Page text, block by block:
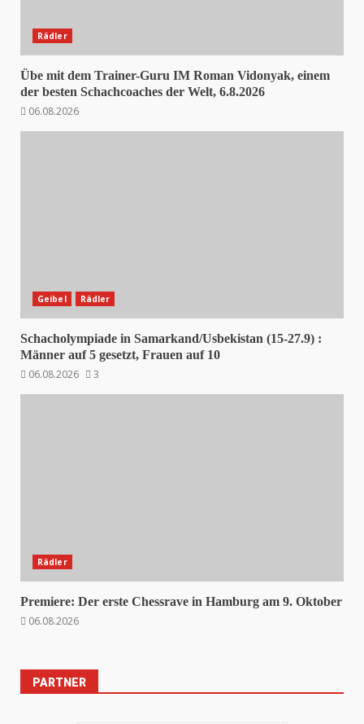
Rädler
Übe mit dem Trainer-Guru IM Roman Vidonyak, einem
der besten Schachcoaches der Welt, 6.8.2026
06.08.2026
Geibel Rädler
Schacholympiade in Samarkand/Usbekistan (15-27.9) :
Männer auf 5 gesetzt, Frauen auf 10
06.08.2026
3
Rädler
Premiere: Der erste Chessrave in Hamburg am 9. Oktober
06.08.2026
PARTNER